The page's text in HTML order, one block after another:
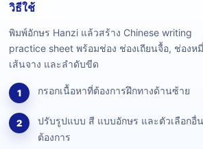
วิธีใช้
พิมพ์อักษร Hanzi แล้วสร้าง Chinese writing
practice sheet พร้อมช่อง ช่องเถียนจื้อ, ช่องห
เส้นจาง และลำดับขีด
1 กรอกเนื้อหาที่ต้องการฝึกทางด้านซ้าย
2
ปรับรูปแบบ สี แบบอักษร และตัวเลือกอื่
ต้องการ